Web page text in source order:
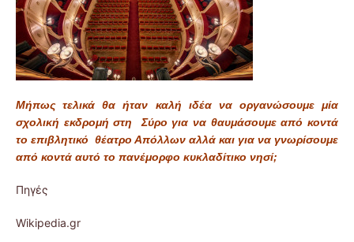
Μήπως τελικά θα ήταν καλή ιδέα να οργανώσουμε μία
σχολική εκδρομή στη Σύρο για να θαυμάσουμε από κοντά
το επιβλητικό θέατρο Απόλλων αλλά και για να γνωρίσουμε
από κοντά αυτό το πανέμορφο κυκλαδίτικο νησί;
Πηγές
Wikipedia.gr